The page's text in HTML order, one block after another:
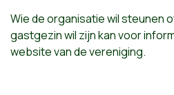
Wie de organisatie wil steunen
gastgezin wil zijn kan voor
website van de vereniging.